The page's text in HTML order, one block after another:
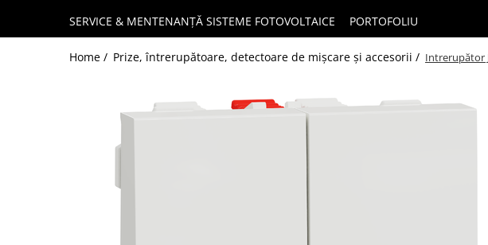
ATS / Comutatoare Transfer
Panouri Fotovoltaice
SERVICE & MENTENANȚĂ SISTEME FOTOVOLTAICE PORTOFOLIU
Home / Prize, întrerupătoare, detectoare de mișcare și accesorii / Intrerupător